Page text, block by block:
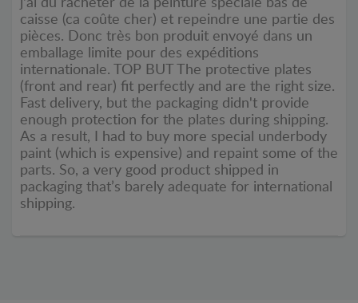
j'ai du racheter de la peinture spéciale bas de
caisse (ca coûte cher) et repeindre une partie des
pièces. Donc très bon produit envoyé dans un
emballage limite pour des expéditions
internationale. TOP BUT The protective plates
(front and rear) fit perfectly and are the right size.
Fast delivery, but the packaging didn't provide
enough protection for the plates during shipping.
As a result, I had to buy more special underbody
paint (which is expensive) and repaint some of the
parts. So, a very good product shipped in
packaging that’s barely adequate for international
shipping.